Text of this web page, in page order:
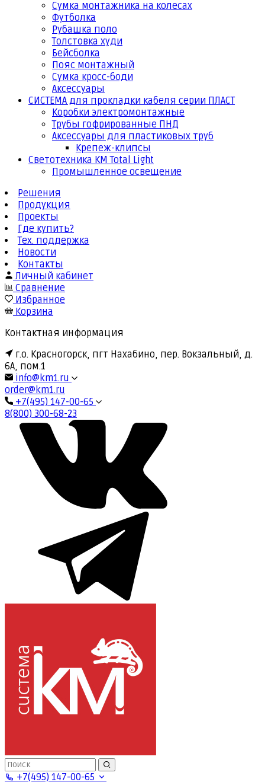
Сумка монтажника на колесах
Футболка
Рубашка поло
Толстовка худи
Бейсболка
Пояс монтажный
Сумка кросс-боди
Аксессуары
СИСТЕМА для прокладки кабеля серии ПЛАСТ
Коробки электромонтажные
Трубы гофрированные ПНД
Аксессуары для пластиковых труб
Крепеж-клипсы
Светотехника КМ Total Light
Промышленное освещение
Решения
Продукция
Проекты
Где купить?
Тех. поддержка
Новости
Контакты
Личный кабинет
Сравнение
Избранное
Корзина
Контактная информация
г.о. Красногорск, пгт Нахабино, пер. Вокзальный, д.
6А, пом.1
info@km1.ru
order@km1.ru
+7(495) 147-00-65
8(800) 300-68-23
+7(495) 147-00-65